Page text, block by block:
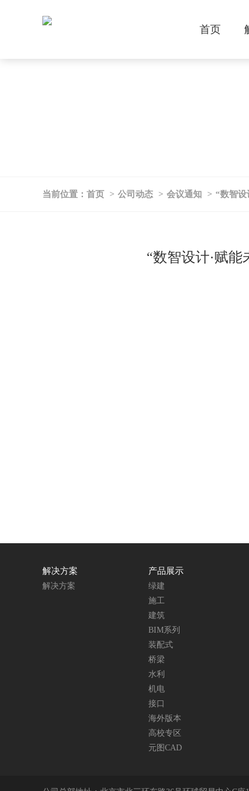
首页
当前位置： 首页 > 公司动态 > 会议通知 > “数智
“数智设计·赋
解决方案
解决方案
产品展示
绿建
施工
建筑
BIM系列
装配式
桥梁
水利
机电
接口
海外版本
高校专区
元图CAD